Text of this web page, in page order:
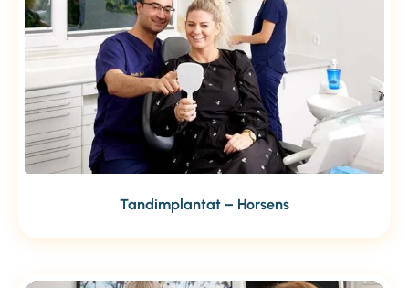
Tandimplantat – Horsens